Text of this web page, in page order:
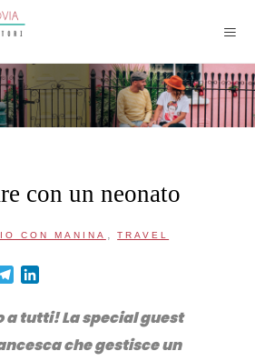
con un neonato
CON MANINA , TRAVEL
Telegram
a tutti! La special guest
che gestisce un